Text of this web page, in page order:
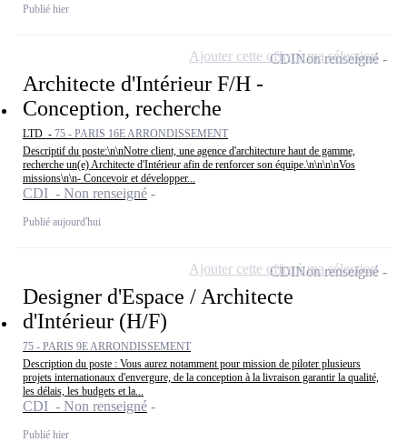
Publié hier
Architecte d'Intérieur F/H -
Conception, recherche
LTD - 75 - PARIS 16E ARRONDISSEMENT
Descriptif du poste:\n\nNotre client, une agence d'architecture haut de gamme,
recherche un(e) Architecte d'Intérieur afin de renforcer son équipe.\n\n\n\nVos
missions\n\n- Concevoir et développer...
CDI - Non renseigné
Publié aujourd'hui
CDINon renseigné
Ajouter cette offre à ma sélection
Designer d'Espace / Architecte
d'Intérieur (H/F)
75 - PARIS 9E ARRONDISSEMENT
Description du poste : Vous aurez notamment pour mission de piloter plusieurs
projets internationaux d'envergure, de la conception à la livraison garantir la qualité,
les délais, les budgets et la...
CDI - Non renseigné
Publié hier
CDINon renseigné
Ajouter cette offre à ma sélection